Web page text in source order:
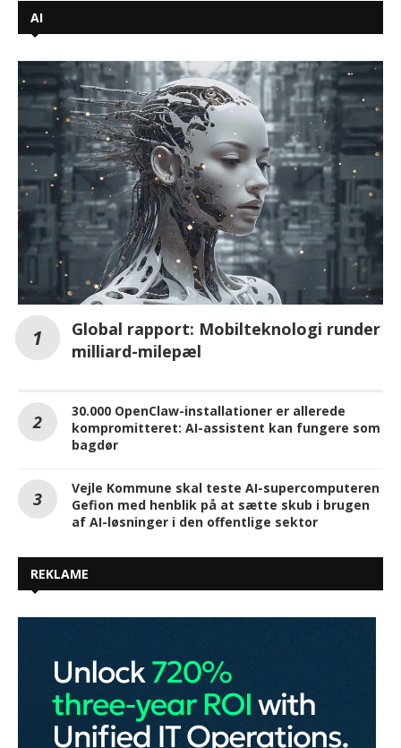
AI
Global rapport: Mobilteknologi runder
milliard-milepæl
30.000 OpenClaw-installationer er allerede
kompromitteret: AI-assistent kan fungere som
bagdør
Vejle Kommune skal teste AI-supercomputeren
Gefion med henblik på at sætte skub i brugen
af AI-løsninger i den offentlige sektor
REKLAME